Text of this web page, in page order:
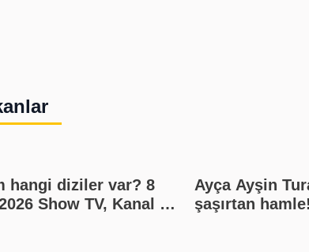
hangi diziler var? 8
Show TV, Kanal D,
Ayça Ayşin
şaşırtan